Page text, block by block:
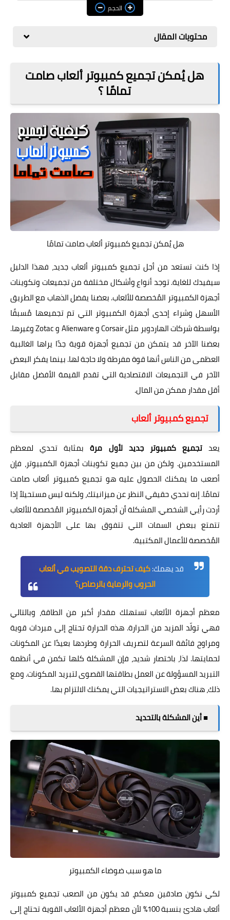
الربح من الانترنت
الحجم
محتويات المقال
هل يُمكن تجميع كمبيوتر ألعاب صامت
تمامًا ؟
هل يُمكن تجميع كمبيوتر ألعاب صامت تمامًا
إذا كنت تستعد من أجل تجميع كمبيوتر ألعاب جديد، فهذا الدليل
سيفيدك للغاية. توجد أنواع وأشكال مختلفة من تجميعات وتكوينات
أجهزة الكمبيوتر المُخصصة للألعاب. بعضنا يفضل الذهاب مع الطريق
الأسهل وشراء إحدى أجهزة الكمبيوتر التي تم تجميعها مُسبقًا
بواسطة شركات الهاردوير مثل Corsair و Alienware و Zotac وغيرها.
بعضنا الآخر قد يتمكن من تجميع أجهزة قوية جدًا يراها الغالبية
العظمى من الناس أنها قوة مفرطة ولا حاجة لها. بينما يفكر البعض
الآخر في التجميعات الاقتصادية التي تقدم القيمة الأفضل مقابل
أقل مقدار ممكن من المال.
تجميع كمبيوتر ألعاب
يعدتجميع كمبيوتر جديد لأول مرةبمثابة تحدي لمعظم
المستخدمين. ولكن من بين جميع تكوينات أجهزة الكمبيوتر، فإن
أصعب ما يمكنك الحصول عليه هو تجميع كمبيوتر ألعاب صامت
تمامًا. إنه تحدي حقيقي النظر عن ميزانيتك، ولكنه ليس مستحيلاً إذا
أردت رأيي الشخصي. المشكلة أن أجهزة الكمبيوتر المُخصصة للألعاب
تتمتع ببعض السمات التي تتفوق بها على الأجهزة العادية
المُخصصة للأعمال المكتبية.
قد يهمك:كيف تحترف دقة التصويب في ألعاب
الحروب والرماية بالرصاص؟
معظم أجهزة الألعاب تستهلك مقدار أكبر من الطاقة، وبالتالي
فهي تولّد المزيد من الحرارة. هذه الحرارة تحتاج إلى مبردات قوية
ومراوح فائقة السرعة لتصريف الحرارة وطردها بعيدًا عن المكونات
لحمايتها. لذا، باختصار شديد، فإن المشكلة كلها تكمن في أنظمة
التبريد المسؤولة عن العمل بطاقتها القصوى لتبريد المكونات. ومع
ذلك، هناك بعض الاستراتيجيات التي يمكنك الالتزام بها.
■ أين المشكلة بالتحديد
ما هو سبب ضوضاء الكمبيوتر
لكي نكون صادقين معكم، قد يكون من الصعب تجميع كمبيوتر
ألعاب هادئ بنسبة 100% لأن معظم أجهزة الألعاب القوية تحتاج إلى